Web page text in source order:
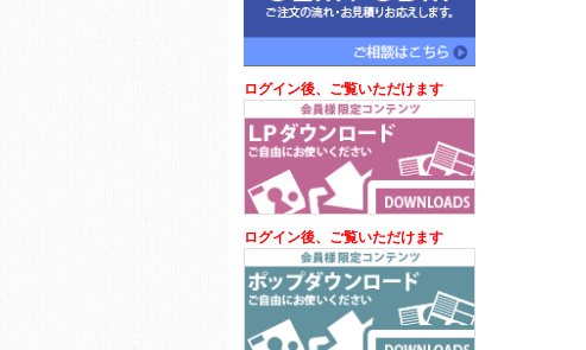
ログイン後、ご覧いただけます
ログイン後、ご覧いただけます